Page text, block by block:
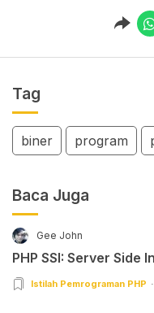
Tag
biner program
Baca Juga
Gee John
PHP SSI: Server Side
Istilah Pemrograman PHP